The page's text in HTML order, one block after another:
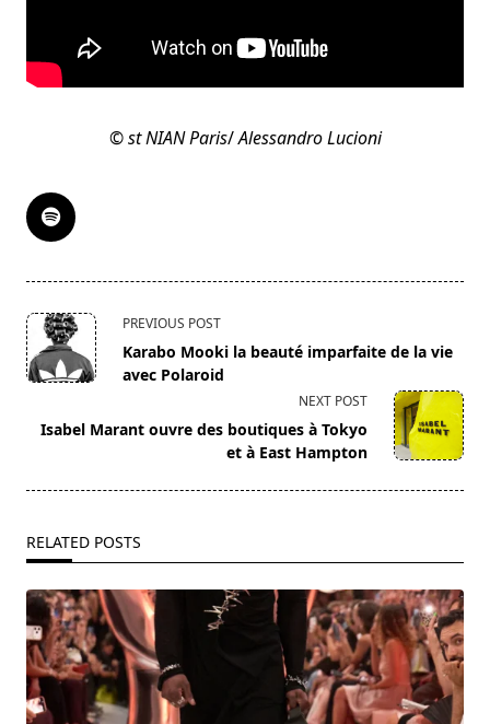
© st NIAN Paris/Alessandro Lucioni
<span
class="nav-
subtitle
reader-
PREVIOUS POST
Karabo Mooki la beauté imparfaite de la vie
avec Polaroid
NEXT POST
Isabel Marant ouvre des boutiques à Tokyo
et à East Hampton
RELATED POSTS